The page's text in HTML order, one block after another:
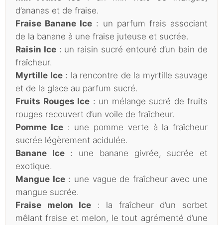
d’ananas et de fraise.
Fraise Banane Ice : un parfum frais associant
de la banane à une fraise juteuse et sucrée.
Raisin Ice: un raisin sucré entouré d’un bain de
fraîcheur.
Myrtille Ice: la rencontre de la myrtille sauvage
et de la glace au parfum sucré.
Fruits Rouges Ice : un mélange sucré de fruits
rouges recouvert d’un voile de fraîcheur.
Pomme Ice: une pomme verte à la fraîcheur
sucrée légèrement acidulée.
Banane Ice: une banane givrée, sucrée et
exotique.
Mangue Ice: une vague de fraîcheur avec une
mangue sucrée.
Fraise melon Ice : la fraîcheur d’un sorbet
mêlant fraise et melon, le tout agrémenté d’une